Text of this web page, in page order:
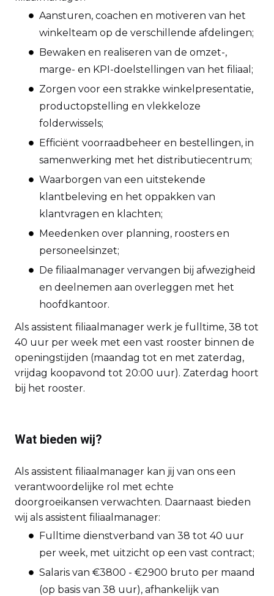
Aansturen, coachen en motiveren van het
winkelteam op de verschillende afdelingen;
Bewaken en realiseren van de omzet-,
marge- en KPI-doelstellingen van het filiaal;
Zorgen voor een strakke winkelpresentatie,
productopstelling en vlekkeloze
folderwissels;
Efficiënt voorraadbeheer en bestellingen, in
samenwerking met het distributiecentrum;
Waarborgen van een uitstekende
klantbeleving en het oppakken van
klantvragen en klachten;
Meedenken over planning, roosters en
personeelsinzet;
De filiaalmanager vervangen bij afwezigheid
en deelnemen aan overleggen met het
hoofdkantoor.
Als assistent filiaalmanager werk je fulltime, 38 tot
40 uur per week met een vast rooster binnen de
openingstijden (maandag tot en met zaterdag,
vrijdag koopavond tot 20:00 uur). Zaterdag hoort
bij het rooster.
Wat bieden wij?
Als assistent filiaalmanager kan jij van ons een
verantwoordelijke rol met echte
doorgroeikansen verwachten. Daarnaast bieden
wij als assistent filiaalmanager:
Fulltime dienstverband van 38 tot 40 uur
per week, met uitzicht op een vast contract;
Salaris van €3800 - €2900 bruto per maand
(op basis van 38 uur), afhankelijk van